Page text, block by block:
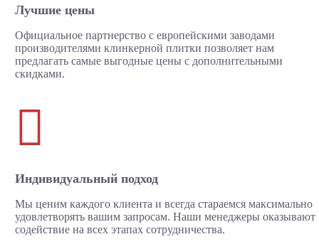
Лучшие цены
Официальное партнерство с европейскими заводами
производителями клинкерной плитки позволяет нам
предлагать самые выгодные цены с дополнительными
скидками.

Индивидуальный подход
Мы ценим каждого клиента и всегда стараемся максимально
удовлетворять вашим запросам. Наши менеджеры оказывают
содействие на всех этапах сотрудничества.